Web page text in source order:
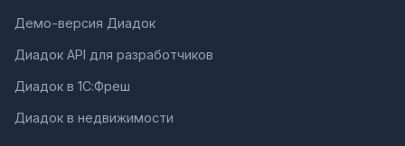
Демо-версия Диадок
Диадок API для разработчиков
Диадок в 1С:Фреш
Диадок в недвижимости